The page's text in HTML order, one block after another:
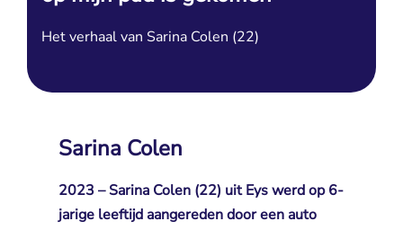
Het verhaal van Sarina Colen (22)
Sarina Colen
2023 – Sarina Colen (22) uit Eys werd op 6-
jarige leeftijd aangereden door een auto